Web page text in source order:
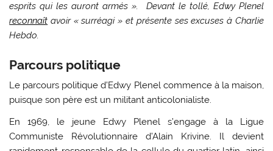
esprits qui les auront armés ».
Devant le tollé, Edwy Plenel
reconnaît avoir «surréagi» et présente ses excuses à Charlie
Hebdo.
Parcours politique
Le parcours politique d’Edwy Plenel commence à la maison,
puisque son père est un militant anticolonialiste.
En 1969, le jeune Edwy Plenel s’engage à la Ligue
Communiste Révolutionnaire d’Alain Krivine. Il devient